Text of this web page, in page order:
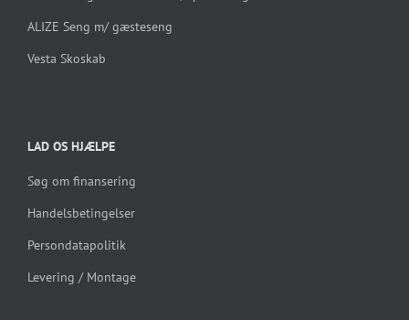
ALIZE Seng m/ gæsteseng
Vesta Skoskab
LAD OS HJÆLPE
Søg om finansering
Handelsbetingelser
Persondatapolitik
Levering / Montage